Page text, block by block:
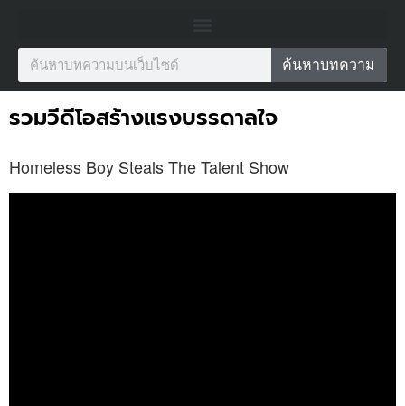
ค้นหาบทความ
รวมวีดีโอสร้างแรงบรรดาลใจ
Homeless Boy Steals The Talent Show